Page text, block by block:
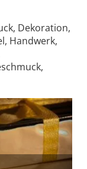
Dekoration,
Handwerk,